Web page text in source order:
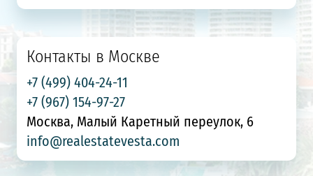
Контакты в Москве
+7 (499) 404-24-11
+7 (967) 154-97-27
Москва, Малый Каретный переулок, 6
info@realestatevesta.com